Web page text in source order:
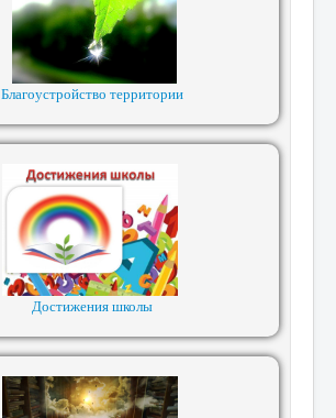
Благоустройство территории
Достижения школы